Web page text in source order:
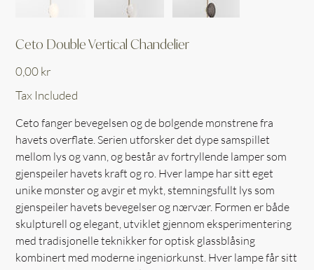
Ceto Double Vertical Chandelier
0,00 kr
Tax Included
Ceto fanger bevegelsen og de bølgende mønstrene fra
havets overflate. Serien utforsker det dype samspillet
mellom lys og vann, og består av fortryllende lamper som
gjenspeiler havets kraft og ro. Hver lampe har sitt eget
unike mønster og avgir et mykt, stemningsfullt lys som
gjenspeiler havets bevegelser og nærvær. Formen er både
skulpturell og elegant, utviklet gjennom eksperimentering
med tradisjonelle teknikker for optisk glassblåsing
kombinert med moderne ingeniørkunst. Hver lampe får sitt